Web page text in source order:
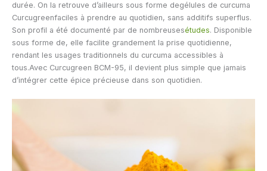
durée. On la retrouve d’ailleurs sous forme degélules de curcuma
Curcugreenfaciles à prendre au quotidien, sans additifs superflus.
Son profil a été documenté par de nombreusesétudes. Disponible
sous forme de, elle facilite grandement la prise quotidienne,
rendant les usages traditionnels du curcuma accessibles à
tous.Avec Curcugreen BCM-95, il devient plus simple que jamais
d’intégrer cette épice précieuse dans son quotidien.